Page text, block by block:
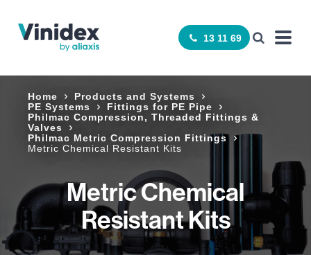
13 11 69
Home
Products and Systems
PE Systems
Fittings for PE Pipe
Philmac Compression, Threaded Fittings &
Valves
Philmac Metric Compression Fittings
Metric Chemical Resistant Kits
Metric Chemical
Resistant Kits